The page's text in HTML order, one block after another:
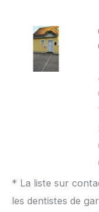
* La liste sur
les dentistes de